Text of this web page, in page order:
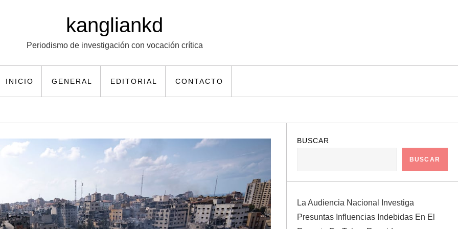
kangliankd
Periodismo de investigación con vocación crítica
INICIO GENERAL EDITORIAL CONTACTO
BUSCAR
BUSCAR
La Audiencia Nacional Investiga
Presuntas Influencias Indebidas En El